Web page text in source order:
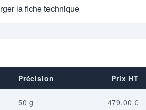
la fiche technique
Précision Prix HT
50 g 479,00 €